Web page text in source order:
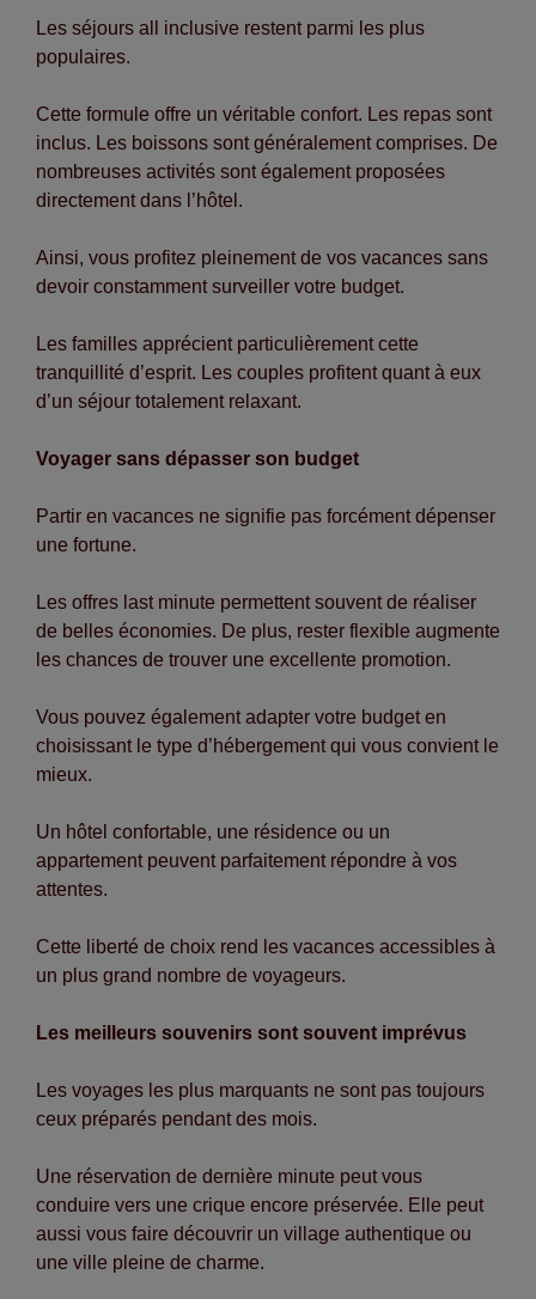
Les séjours all inclusive restent parmi les plus
populaires.
Cette formule offre un véritable confort. Les repas sont
inclus. Les boissons sont généralement comprises. De
nombreuses activités sont également proposées
directement dans l’hôtel.
Ainsi, vous profitez pleinement de vos vacances sans
devoir constamment surveiller votre budget.
Les familles apprécient particulièrement cette
tranquillité d’esprit. Les couples profitent quant à eux
d’un séjour totalement relaxant.
Voyager sans dépasser son budget
Partir en vacances ne signifie pas forcément dépenser
une fortune.
Les offres last minute permettent souvent de réaliser
de belles économies. De plus, rester flexible augmente
les chances de trouver une excellente promotion.
Vous pouvez également adapter votre budget en
choisissant le type d’hébergement qui vous convient le
mieux.
Un hôtel confortable, une résidence ou un
appartement peuvent parfaitement répondre à vos
attentes.
Cette liberté de choix rend les vacances accessibles à
un plus grand nombre de voyageurs.
Les meilleurs souvenirs sont souvent imprévus
Les voyages les plus marquants ne sont pas toujours
ceux préparés pendant des mois.
Une réservation de dernière minute peut vous
conduire vers une crique encore préservée. Elle peut
aussi vous faire découvrir un village authentique ou
une ville pleine de charme.